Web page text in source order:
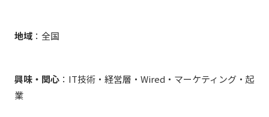
地域 ：全国
興味・関心 ： IT技術・経営層・ Wired ​・ マーケティング・起
業